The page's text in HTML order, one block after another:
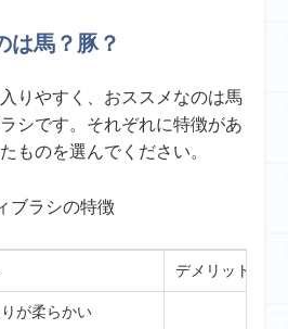
は馬？豚？
りやすく、おススメなのは馬
シです。それぞれに特徴があ
ものを選んでください。
ブラシの特徴
デメリット
りが柔らかい